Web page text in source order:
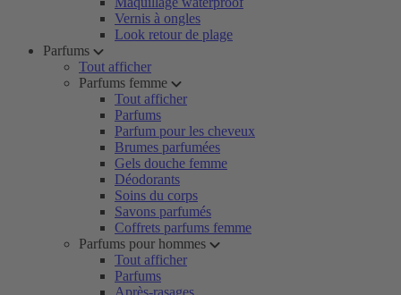
Vernis à ongles
Look retour de plage
Parfums
Tout afficher
Parfums femme
Tout afficher
Parfums
Parfum pour les cheveux
Brumes parfumées
Gels douche femme
Déodorants
Soins du corps
Savons parfumés
Coffrets parfums femme
Parfums pour hommes
Tout afficher
Parfums
Après-rasages